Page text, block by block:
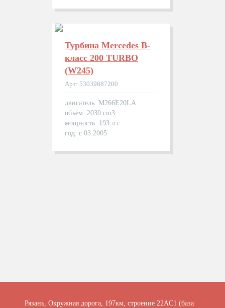
Турбина Mercedes B-
класс 200 TURBO
(W245)
Арт: 53039887200
двигатель: M266E20LA
объём: 2030 cm3
мощность: 193 л.с.
год: с 03.2005
Рязань, Окружная дорога, 197км, строение 22АC1 (база